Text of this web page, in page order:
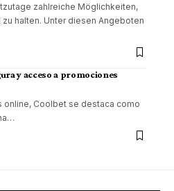
zahlreiche Möglichkeiten,
halten. Unter diesen Angeboten
y acceso a promociones
online, Coolbet se destaca como